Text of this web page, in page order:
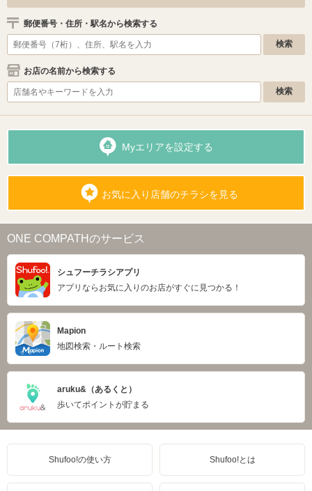
郵便番号・住所・駅名から検索する
お店の名前から検索する
Myエリアを設定する
お気に入り店舗のチラシを見る
ONE COMPATHのサービス
シュフーチラシアプリ
アプリならお気に入りのお店がすぐに見つかる！
Mapion
地図検索・ルート検索
aruku&（あるくと）
歩いてポイントが貯まる
Shufoo!の使い方 Shufoo!とは